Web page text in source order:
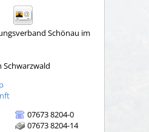
Schönau im
Schwarzwald
07673 8204-0
07673 8204-14